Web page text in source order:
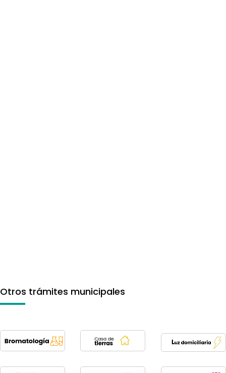
Otros trámites municipales